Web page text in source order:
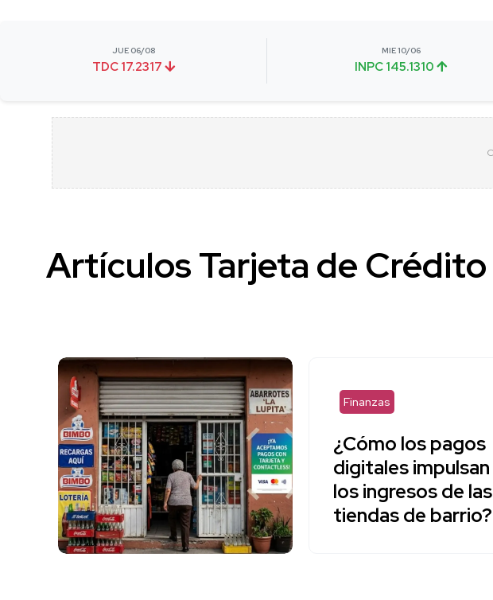
JUE 06/08
TDC 17.2317
MIE 10/06
INPC 145.1310
Artículos Tarjeta de Crédito
Finanzas
¿Cómo los pagos
digitales impulsan
los ingresos de las
tiendas de barrio?